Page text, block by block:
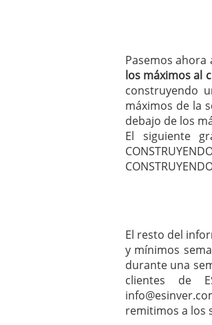
Pasemos ahora
los máximos al
construyendo
máximos de la
debajo de los
El siguiente
El resto del
y mínimos
durante una
clientes de
remitimos a los